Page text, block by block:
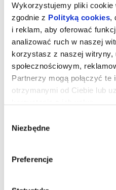
Wykorzystujemy pliki cookie
zgodnie z Polityką cookies,
i reklam, aby oferować
analizować ruch w naszej
korzystasz z naszej witryny,
społecznościowym,
Partnerzy mogą połączyć
otrzymanymi od Ciebie lub
zgody
Niezbędne
Preferencje
WILLOW I
także tajemną księgę magii.
llinii czarownic. Przy pomocy
Grimoo, który ma jej pomóc
las, z którego wywodzi się cała